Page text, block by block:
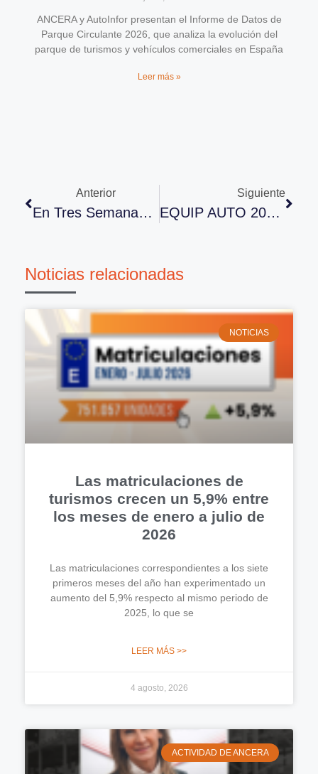
ANCERA y AutoInfor presentan el Informe de Datos de
Parque Circulante 2026, que analiza la evolución del
parque de turismos y vehículos comerciales en España
Leer más »
Anterior
En Tres Semanas Comienza Automechanika Istanbul 2016
Siguiente
EQUIP AUTO 2017: Partiendo De Los Cimientos De Su Última Edición
Noticias relacionadas
NOTICIAS
Las matriculaciones de
turismos crecen un 5,9% entre
los meses de enero a julio de
2026
Las matriculaciones correspondientes a los siete
primeros meses del año han experimentado un
aumento del 5,9% respecto al mismo periodo de
2025, lo que se
LEER MÁS >>
4 agosto, 2026
ACTIVIDAD DE ANCERA